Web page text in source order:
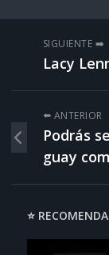
SIGUIENTE ➡️
Lacy
⬅️ ANTERIOR
Podrás
guay
⭐